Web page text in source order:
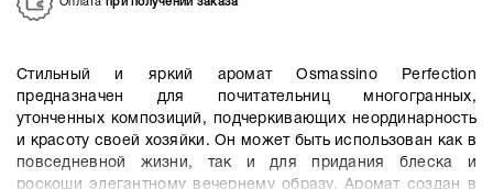
Оплата при получении заказа
Стильный и яркий аромат Osmassino Perfection
предназначен для почитательниц многогранных,
утонченных композиций, подчеркивающих неординарность
и красоту своей хозяйки. Он может быть использован как в
повседневной жизни, так и для придания блеска и
роскоши элегантному вечернему образу. Аромат создан в